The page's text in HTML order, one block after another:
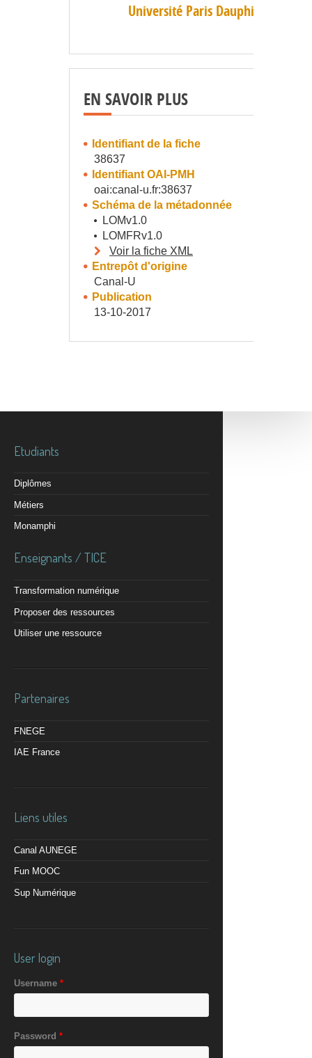
Université Paris Dauphine
EN SAVOIR PLUS
Identifiant de la fiche
38637
Identifiant OAI-PMH
oai:canal-u.fr:38637
Schéma de la métadonnée
LOMv1.0
LOMFRv1.0
Voir la fiche XML
Entrepôt d'origine
Canal-U
Publication
13-10-2017
Etudiants
Diplômes
Métiers
Monamphi
Enseignants / TICE
Transformation numérique
Proposer des ressources
Utiliser une ressource
Partenaires
FNEGE
IAE France
Liens utiles
Canal AUNEGE
Fun MOOC
Sup Numérique
User login
Username *
Password *